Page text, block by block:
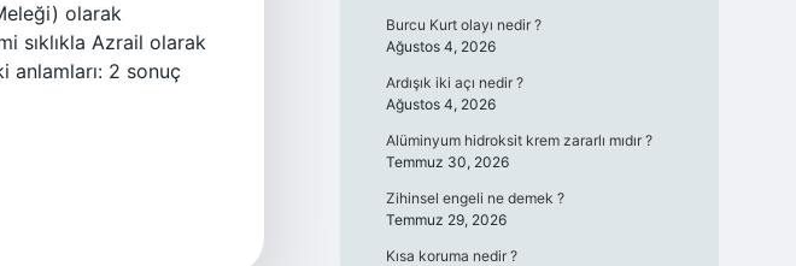
olarak
sıklıkla Azrail olarak
anlamları: 2 sonuç
Burcu Kurt olayı nedir ?
Ağustos 4, 2026
Ardışık iki açı nedir ?
Ağustos 4, 2026
Alüminyum hidroksit krem zararlı mıdır ?
Temmuz 30, 2026
Zihinsel engeli ne demek ?
Temmuz 29, 2026
Kısa koruma nedir ?